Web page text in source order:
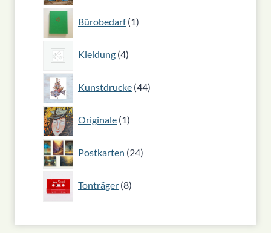
Bürobedarf 1
1
Produkt
Kleidung 4
4
Produkte
Kunstdrucke 44
44
Produkte
Originale 1
1
Produkt
Postkarten 24
24
Produkte
Tonträger 8
8
Produkte